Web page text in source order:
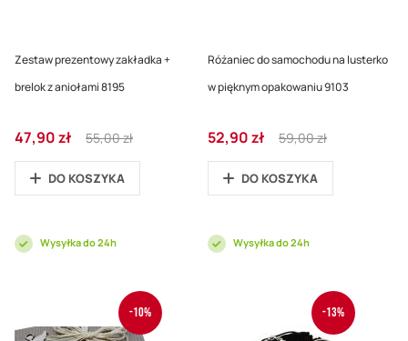
Zestaw prezentowy zakładka +
brelok z aniołami 8195
Cena
promocyjna
47,90 zł
Regular
Price
55,00 zł
DO KOSZYKA
Wysyłka do 24h
Różaniec do samochodu na lusterko
w pięknym opakowaniu 9103
Cena
promocyjna
52,90 zł
Regular
Price
59,00 zł
DO KOSZYKA
Wysyłka do 24h
-10% -13%